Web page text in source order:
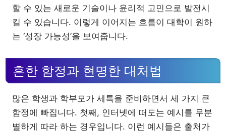
할 수 있는 새로운 기술이나 윤리적 고민으로 발전시
킬 수 있습니다. 이렇게 이어지는 흐름이 대학이 원하
는 ‘성장 가능성’을 보여줍니다.
흔한 함정과 현명한 대처법
많은 학생과 학부모가 세특을 준비하면서 세 가지 큰
함정에 빠집니다. 첫째, 인터넷에 떠도는 예시를 무분
별하게 따라 하는 경우입니다. 이런 예시들은 출처가